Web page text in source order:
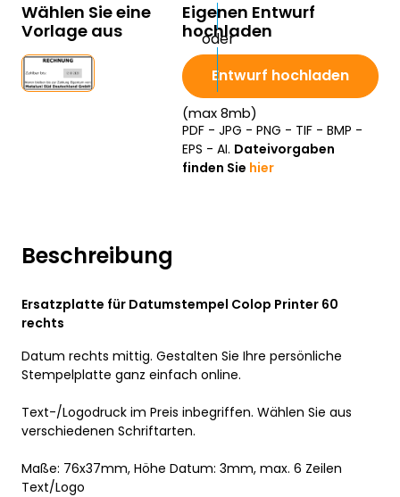
Beschreibung
Ersatzplatte für Datumstempel Colop Printer 60
rechts
Datum rechts mittig. Gestalten Sie Ihre persönliche
Stempelplatte ganz einfach online.
Text-/Logodruck im Preis inbegriffen. Wählen Sie aus
verschiedenen Schriftarten.
Maße: 76x37mm, Höhe Datum: 3mm, max. 6 Zeilen
Text/Logo
Wählen Sie eine
Vorlage aus
Eigenen Entwurf
hochladen
Entwurf hochladen
(max 8mb)
PDF - JPG - PNG - TIF - BMP -
EPS - AI. Dateivorgaben
finden Sie hier